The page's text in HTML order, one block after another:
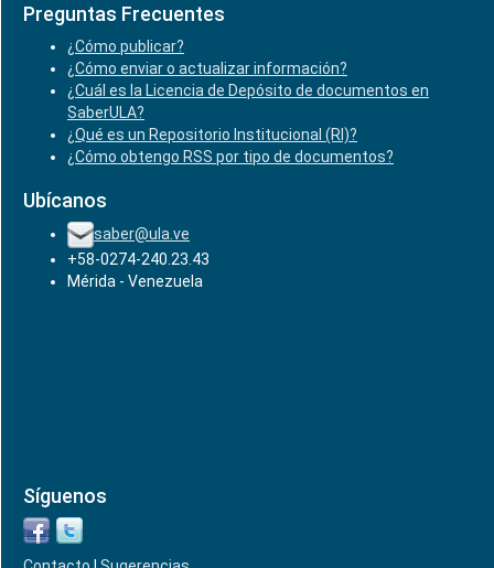
Preguntas Frecuentes
¿Cómo publicar?
¿Cómo enviar o actualizar información?
¿Cuál es la Licencia de Depósito de documentos en
SaberULA?
¿Qué es un Repositorio Institucional (RI)?
¿Cómo obtengo RSS por tipo de documentos?
Ubícanos
saber@ula.ve
+58-0274-240.23.43
Mérida - Venezuela
Síguenos